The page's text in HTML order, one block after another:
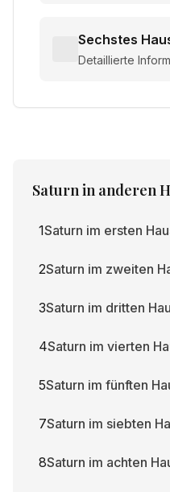
Sechstes
Detaillierte
Saturnin anderen
1Saturn im ersten
2Saturn im zweiten
3Saturn im dritten
4Saturn im vierten
5Saturn im fünften
7Saturn im siebten
8Saturn im achten